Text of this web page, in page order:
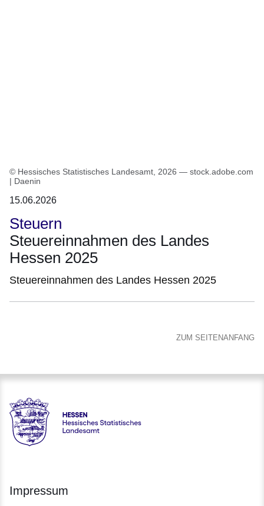
© Hessisches Statistisches Landesamt, 2026 — stock.adobe.com
| Daenin
15.06.2026
Steuern
Steuereinnahmen des Landes
Hessen 2025
Steuereinnahmen des Landes Hessen 2025
ZUM SEITENANFANG
Hessen - Hessisches Statistisches Landesamt
Impressum